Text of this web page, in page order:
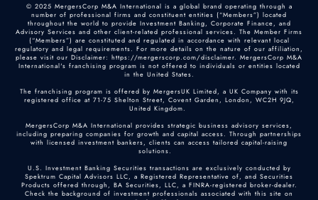
© 2025 MergersCorp M&A International is a global brand operating through a
number of professional firms and constituent entities (“Members”) located
throughout the world to provide Investment Banking, Corporate Finance, and
Advisory Services and other client-related professional services. The Member Firms
(“Members”) are constituted and regulated in accordance with relevant local
regulatory and legal requirements. For more details on the nature of our affiliation,
please visit our Disclaimer: https://mergerscorp.com/disclaimer. MergersCorp M&A
International's franchising program is not offered to individuals or entities located
in the United States.
The franchising program is offered by MergersUK Limited, a UK Company with its
registered office at 71-75 Shelton Street, Covent Garden, London, WC2H 9JQ,
United Kingdom.
MergersCorp M&A International provides strategic business advisory services,
including preparing companies for growth and capital access. Through partnerships
with licensed investment bankers, clients can access tailored capital-raising
solutions.
U.S. Investment Banking Securities transactions are exclusively conducted by
Spektrum Capital Advisors LLC, a Registered Representative of, and Securities
Products offered through, BA Securities, LLC, a FINRA-registered broker-dealer.
Check the background of investment professionals associated with this site on